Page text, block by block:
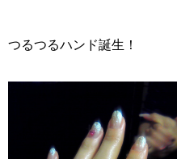
つるつるハンド誕生！